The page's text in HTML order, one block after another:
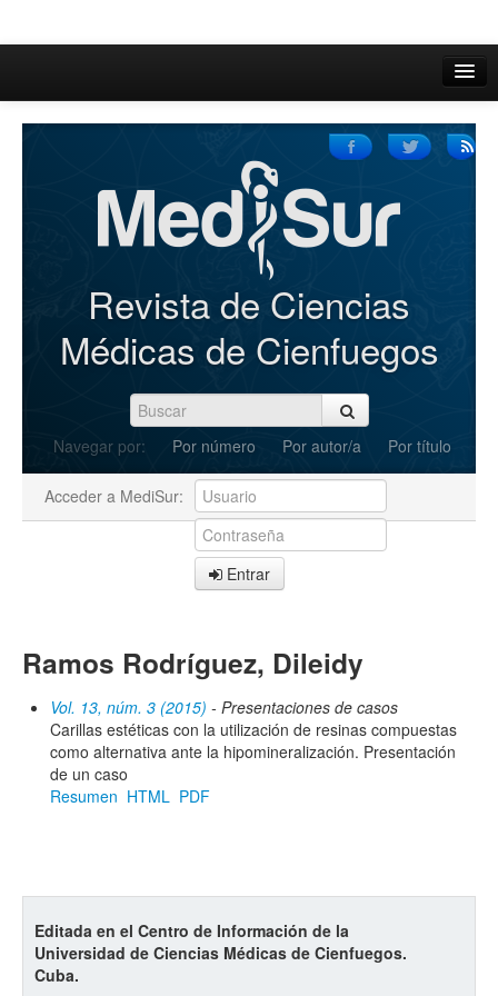
Inicio
Iniciar sesión
Registrarse
Revista de Ciencias
Médicas de Cienfuegos
Navegar por: Por número Por autor/a Por título
Acceder a MediSur:
Entrar
Ramos Rodríguez, Dileidy
Vol. 13, núm. 3 (2015) - Presentaciones de casos
Carillas estéticas con la utilización de resinas compuestas
como alternativa ante la hipomineralización. Presentación
de un caso
Resumen HTML PDF
Editada en el Centro de Información de la
Universidad de Ciencias Médicas de Cienfuegos.
Cuba.